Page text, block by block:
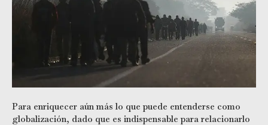
Para enriquecer aún más lo que puede entenderse como
globalización, dado que es indispensable para relacionarlo